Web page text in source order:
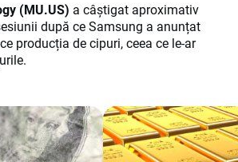
(MU.US) a câștigat aproximativ
după ce Samsung a anunțat
producția de cipuri, ceea ce le-ar